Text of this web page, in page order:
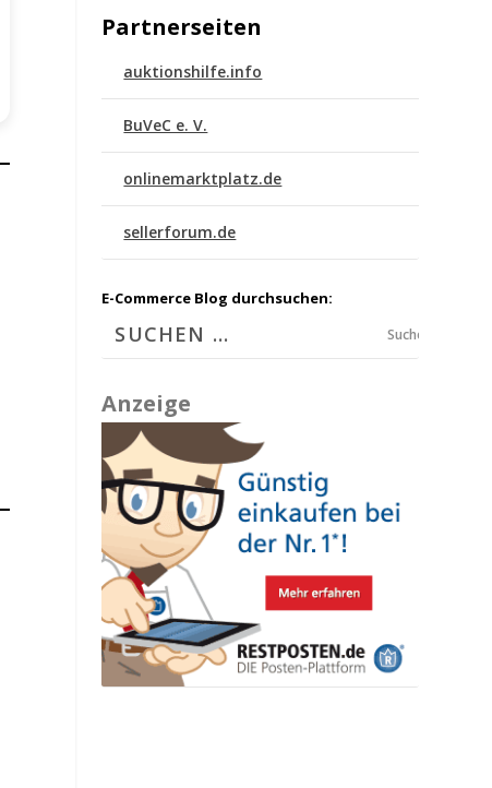
Partnerseiten
auktionshilfe.info
BuVeC e. V.
onlinemarktplatz.de
sellerforum.de
E-Commerce Blog durchsuchen:
Suchen
Anzeige